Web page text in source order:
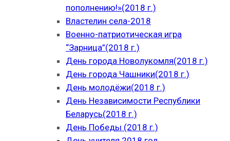
пополнению!»(2018 г.)
Властелин села-2018
Военно-патриотическая игра
“Зарница”(2018 г.)
День города Новолукомля(2018 г.)
День города Чашники(2018 г.)
День молодёжи(2018 г.)
День Независимости Республики
Беларусь(2018 г.)
День Победы (2018 г.)